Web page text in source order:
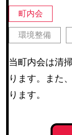
町内会
環境整備
当町内会は清
ります。また
ります。